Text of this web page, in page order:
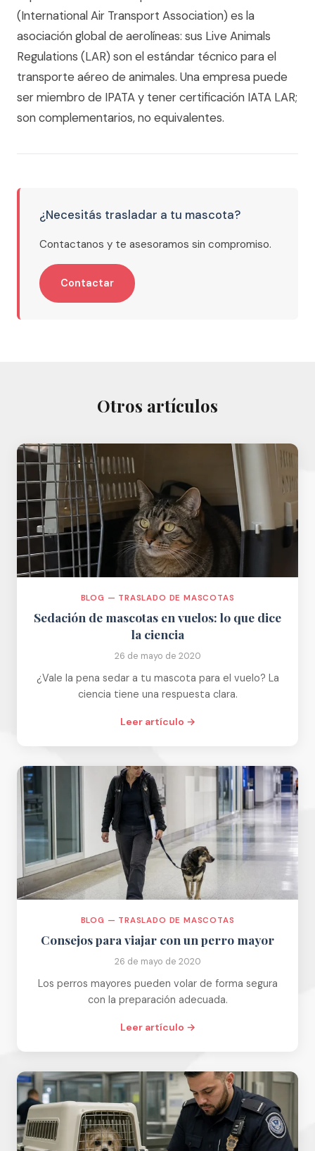
(International Air Transport Association) es la
asociación global de aerolíneas: sus Live Animals
Regulations (LAR) son el estándar técnico para el
transporte aéreo de animales. Una empresa puede
ser miembro de IPATA y tener certificación IATA LAR;
son complementarios, no equivalentes.
¿Necesitás trasladar a tu mascota?
Contactanos y te asesoramos sin compromiso.
Contactar
Otros artículos
BLOG — TRASLADO DE MASCOTAS
Sedación de mascotas en vuelos: lo que dice
la ciencia
26 de mayo de 2020
¿Vale la pena sedar a tu mascota para el vuelo? La
ciencia tiene una respuesta clara.
Leer artículo →
BLOG — TRASLADO DE MASCOTAS
Consejos para viajar con un perro mayor
26 de mayo de 2020
Los perros mayores pueden volar de forma segura
con la preparación adecuada.
Leer artículo →